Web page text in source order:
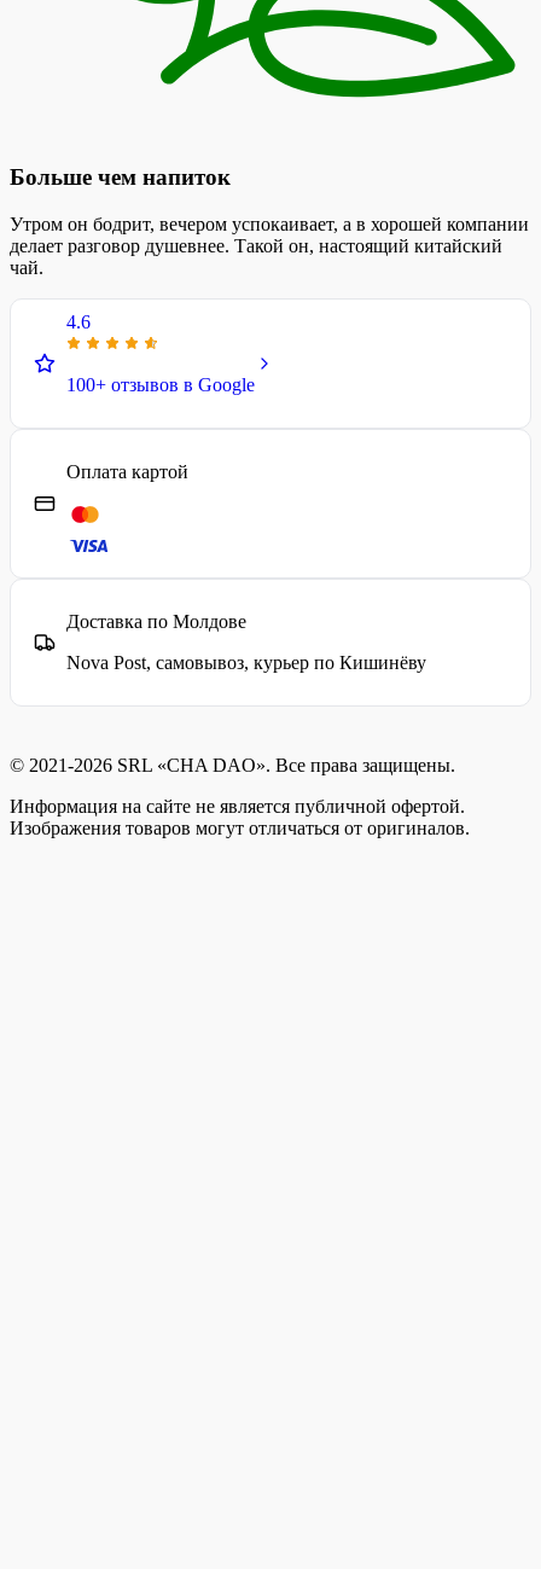
Больше чем напиток
Утром он бодрит, вечером успокаивает, а в хорошей компании
делает разговор душевнее. Такой он, настоящий китайский
чай.
4.6
100+ отзывов в Google
Оплата картой
Доставка по Молдове
Nova Post, самовывоз, курьер по Кишинёву
© 2021-2026 SRL «CHA DAO». Все права защищены.
Информация на сайте не является публичной офертой.
Изображения товаров могут отличаться от оригиналов.